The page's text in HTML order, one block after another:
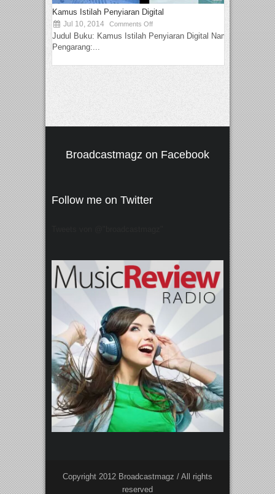
Kamus Istilah Penyiaran Digital
Jul 10, 2014 Comments Off
Judul Buku: Kamus Istilah Penyiaran Digital Nama
Pengarang:...
Broadcastmagz on Facebook
Follow me on Twitter
Copyright 2012 Broadcastmagz / All rights
reserved